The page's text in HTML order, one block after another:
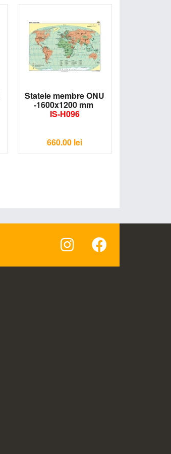
Statele membre ONU
-1600x1200 mm
IS-H096
660.00 lei